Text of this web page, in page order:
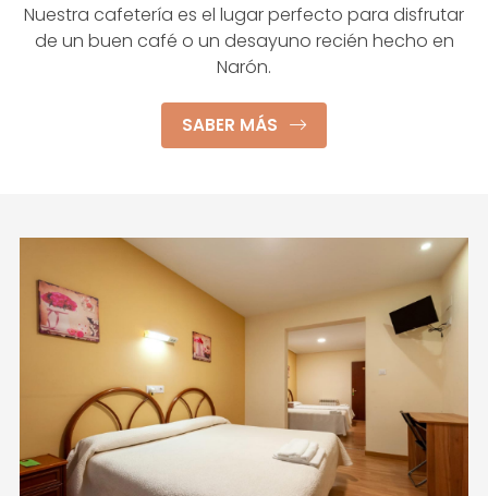
Nuestra cafetería es el lugar perfecto para disfrutar
de un buen café o un desayuno recién hecho en
Narón.
SABER MÁS